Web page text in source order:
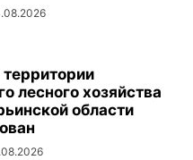
лесного хозяйства
области